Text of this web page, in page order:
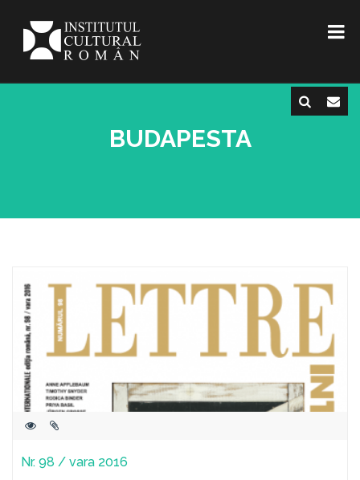
BUDAPESTA
Nr. 98 / vara 2016